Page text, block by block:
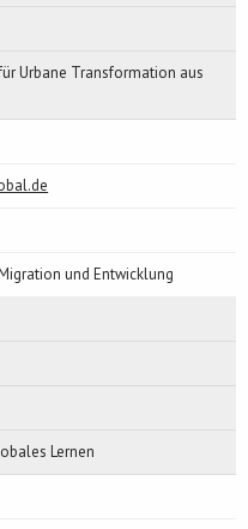
Urbane Transformation aus
und Entwicklung
Lernen